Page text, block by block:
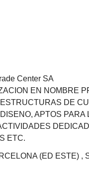
Center SA
EN NOMBRE
DE
APTOS PARA
ETC.
(ED ESTE) ,